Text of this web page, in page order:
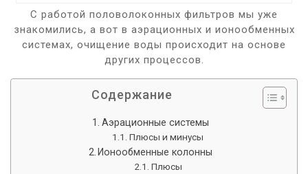
С работой половолоконных фильтров мы уже
знакомились, а вот в аэрационных и ионообменных
системах, очищение воды происходит на основе
других процессов.
Содержание
Аэрационные системы
Плюсы и минусы
Ионообменные колонны
Плюсы